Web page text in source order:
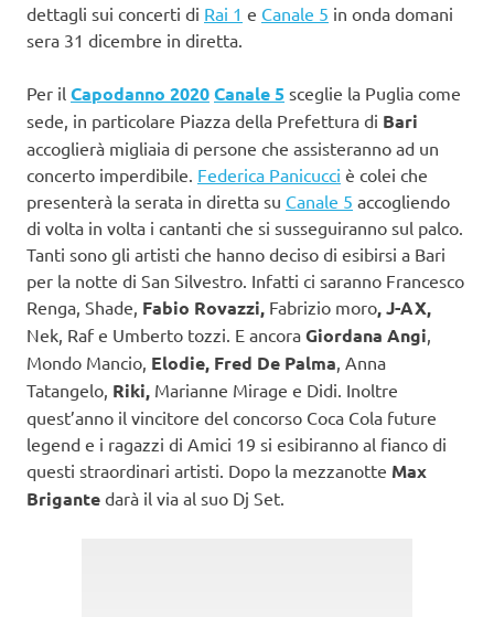
dettagli sui concerti di Rai 1 e Canale 5 in onda domani
sera 31 dicembre in diretta.
Per il Capodanno 2020Canale 5 sceglie la Puglia come
sede, in particolare Piazza della Prefettura di Bari
accoglierà migliaia di persone che assisteranno ad un
concerto imperdibile. Federica Panicucci è colei che
presenterà la serata in diretta su Canale 5 accogliendo
di volta in volta i cantanti che si susseguiranno sul palco.
Tanti sono gli artisti che hanno deciso di esibirsi a Bari
per la notte di San Silvestro. Infatti ci saranno Francesco
Renga, Shade, Fabio Rovazzi, Fabrizio moro, J-AX,
Nek, Raf e Umberto tozzi. E ancora Giordana Angi
Mondo Mancio, Elodie, Fred De Palma , Anna
Tatangelo, Riki, Marianne Mirage e Didi. Inoltre
quest’anno il vincitore del concorso Coca Cola future
legend e i ragazzi di Amici 19 si esibiranno al fianco di
questi straordinari artisti. Dopo la mezzanotte Max
Brigante darà il via al suo Dj Set.